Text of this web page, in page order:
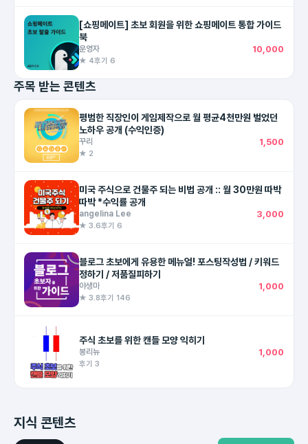
[쇼핑메이트] 초보 회원을 위한 쇼핑메이트 통합 가이드
북
운영자 10,000
★ 4후기 6
주목 받는 콘텐츠
평범한 직장인이 게임제작으로 월 평균4천만원 벌었던
노하우 공개 (수익인증)
꾸리 1,500
★ 2
미국 주식으로 건물주 되는 비법 공개 :: 월 30만원 따박
따박 *수익률 공개
angelina Lee 3,000
★ 3.6후기 6
블로그 초보에게 유용한 메뉴얼! 포스팅작성법 / 키워드
정하기 / 저품질피하기
야생마 1,000
★ 3.8후기 146
주식 초보를 위한 캔들 모양 익히기
봉리뉴 1,000
후기 3
지식 콘텐츠